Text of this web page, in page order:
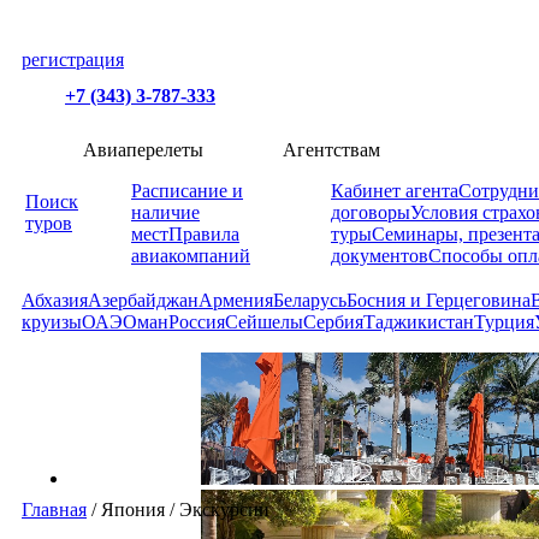
регистрация
+7 (343) 3-787-333
Поиск
туров
Авиаперелеты
Расписание и
наличие
местПравила
авиакомпаний
Агентствам
Кабинет агента
договорыУсловия
турыСеминары,
документовСпособы
АбхазияАзербайджанАрменияБеларусьБосния и Герцеговина
круизыОАЭОманРоссияСейшелыСербияТаджикистанТурция
Главная /Япония /Экскурсии